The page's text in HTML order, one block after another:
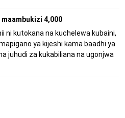
maambukizi 4,000
ni kutokana na kuchelewa kubaini,
ya kijeshi kama baadhi ya
juhudi za kukabiliana na ugonjwa